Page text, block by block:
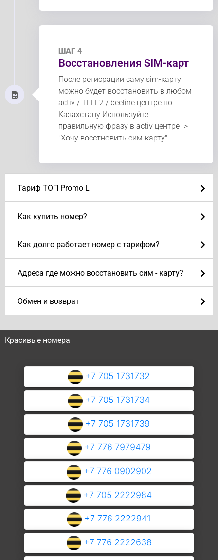
ШАГ 4
Восстановления SIM-карт
После регисрации саму sim-карту
можно будет восстановить в любом
activ / TELE2 / beeline центре по
Казахстану Используйте
правильную фразу в activ центре ->
"Хочу восстновить сим-карту"
Тариф ТОП Promo L
Как купить номер?
Как долго работает номер с тарифом?
Адреса где можно восстановить сим - карту?
Обмен и возврат
Красивые номера
+7 705 1731732
+7 705 1731734
+7 705 1731739
+7 776 7979479
+7 776 0902902
+7 705 2222984
+7 776 2222941
+7 776 2222638